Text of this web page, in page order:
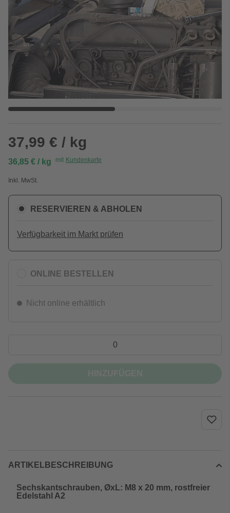
37,99 € / kg
36,85 € / kg mit Kundenkarte
Inkl. MwSt.
RESERVIEREN & ABHOLEN
Verfügbarkeit im Markt prüfen
ONLINE BESTELLEN
Nicht online erhältlich
ARTIKELBESCHREIBUNG
Sechskantschrauben, ØxL: M8 x 20 mm, rostfreier
Edelstahl A2